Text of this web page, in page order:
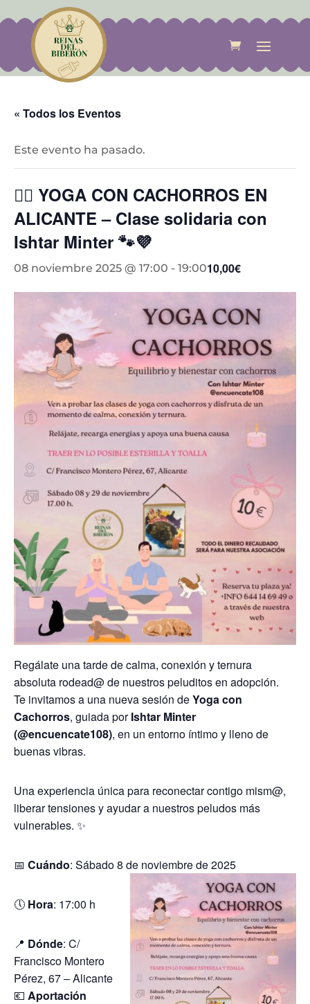
« Todos los Eventos
Este evento ha pasado.
🧘‍♀️ YOGA CON CACHORROS EN
ALICANTE – Clase solidaria con
Ishtar Minter 🐾💜
08 noviembre 2025 @ 17:00 - 19:0010,00€
Regálate una tarde de calma, conexión y ternura
absoluta rodead@ de nuestros peluditos en adopción.
Te invitamos a una nueva sesión deYoga con
Cachorros, guiada porIshtar Minter
(@encuencate108), en un entorno íntimo y lleno de
buenas vibras.
Una experiencia única para reconectar contigo mism@,
liberar tensiones y ayudar a nuestros peludos más
vulnerables. ✨
📅 Cuándo: Sábado 8 de noviembre de 2025
🕔 Hora: 17:00 h
📍 Dónde: C/
Francisco Montero
Pérez, 67 – Alicante
💶 Aportación